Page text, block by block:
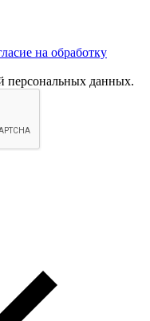
на обработку
персональных данных.